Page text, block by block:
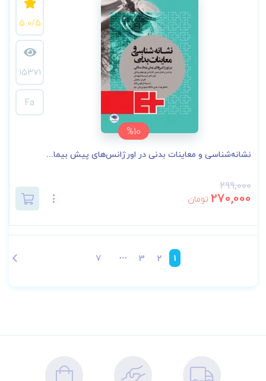
%10
5.0/5
15371
Fa
نشانه‌شناسی و معاینات بدنی در اورژانس‌های پیش بیما...
299,000
270,000 تومان
1
2
3
7